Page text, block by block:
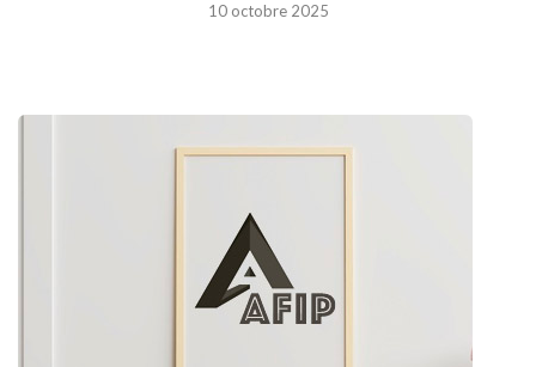
10 octobre 2025